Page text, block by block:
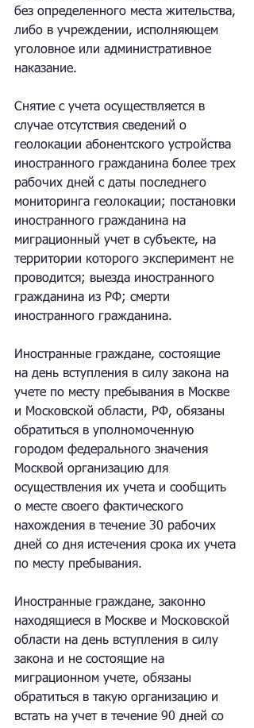
без определенного места жительства,
либо в учреждении, исполняющем
уголовное или административное
наказание.
Снятие с учета осуществляется в
случае отсутствия сведений о
геолокации абонентского устройства
иностранного гражданина более трех
рабочих дней с даты последнего
мониторинга геолокации; постановки
иностранного гражданина на
миграционный учет в субъекте, на
территории которого эксперимент не
проводится; выезда иностранного
гражданина из РФ; смерти
иностранного гражданина.
Иностранные граждане, состоящие
на день вступления в силу закона на
учете по месту пребывания в Москве
и Московской области, РФ, обязаны
обратиться в уполномоченную
городом федерального значения
Москвой организацию для
осуществления их учета и сообщить
о месте своего фактического
нахождения в течение 30 рабочих
дней со дня истечения срока их учета
по месту пребывания.
Иностранные граждане, законно
находящиеся в Москве и Московской
области на день вступления в силу
закона и не состоящие на
миграционном учете, обязаны
обратиться в такую организацию и
встать на учет в течение 90 дней со